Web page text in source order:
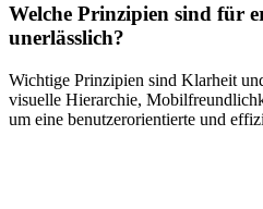
Welche Prinzipien sind für
unerlässlich?
Wichtige Prinzipien sind Klarheit
visuelle Hierarchie,
um eine benutzerorientierte und